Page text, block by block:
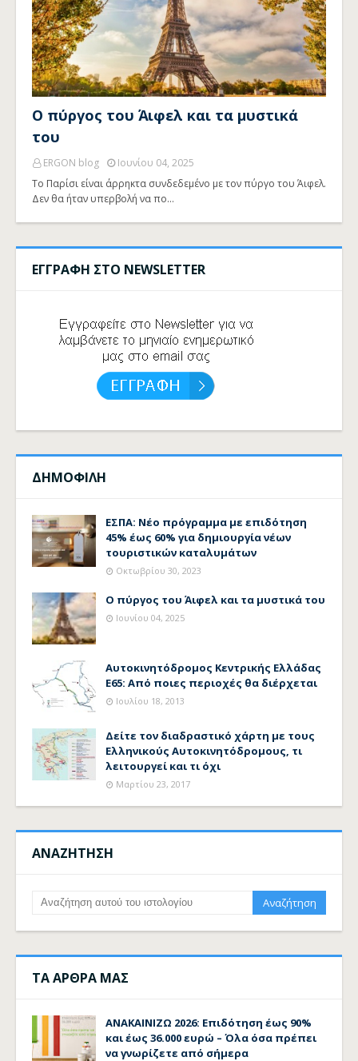
Ο πύργος του Άιφελ και τα μυστικά
του
ERGON blog
Ιουνίου 04, 2025
Το Παρίσι είναι άρρηκτα συνδεδεμένο με τον πύργο του Άιφελ.
Δεν θα ήταν υπερβολή να πο…
ΕΓΓΡΑΦΗ ΣΤΟ NEWSLETTER
ΔΗΜΟΦΙΛΗ
ΕΣΠΑ: Νέο πρόγραμμα με επιδότηση
45% έως 60% για δημιουργία νέων
τουριστικών καταλυμάτων
Οκτωβρίου 30, 2023
Ο πύργος του Άιφελ και τα μυστικά του
Ιουνίου 04, 2025
Αυτοκινητόδρομος Κεντρικής Ελλάδας
Ε65: Από ποιες περιοχές θα διέρχεται
Ιουλίου 18, 2013
Δείτε τον διαδραστικό χάρτη με τους
Ελληνικούς Αυτοκινητόδρομους, τι
λειτουργεί και τι όχι
Μαρτίου 23, 2017
ΑΝΑΖΗΤΗΣΗ
ΤΑ ΑΡΘΡΑ ΜΑΣ
ΑΝΑΚΑΙΝΙΖΩ 2026: Επιδότηση έως 90%
και έως 36.000 ευρώ – Όλα όσα πρέπει
να γνωρίζετε από σήμερα